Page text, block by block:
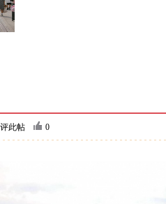
此帖 0